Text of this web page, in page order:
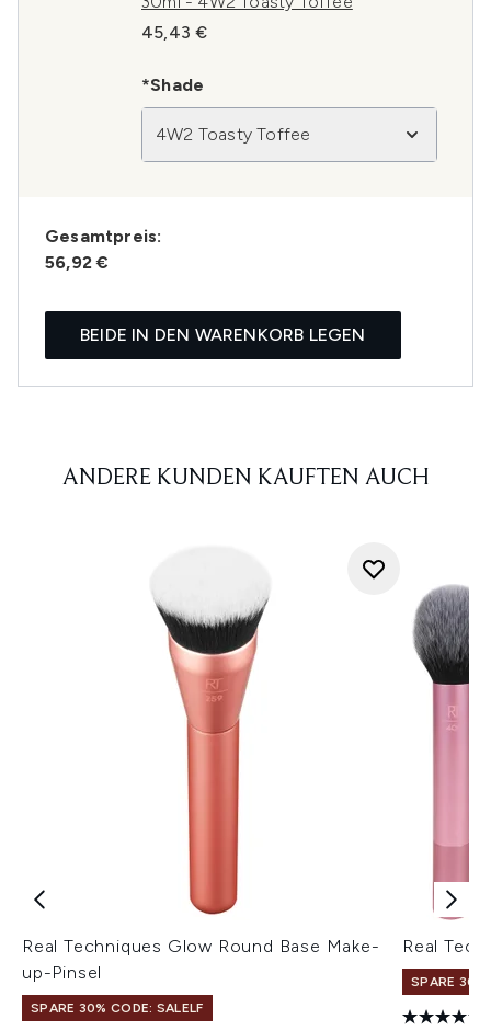
45,43 €
*Shade
4W2 Toasty Toffee
Gesamtpreis:
56,92 €
BEIDE IN DEN WARENKORB LEGEN
ANDERE KUNDEN KAUFTEN AUCH
Real Techniques Glow Round Base Make-
up-Pinsel
SPARE 30% CODE: SALELF
Real
SPARE 30%